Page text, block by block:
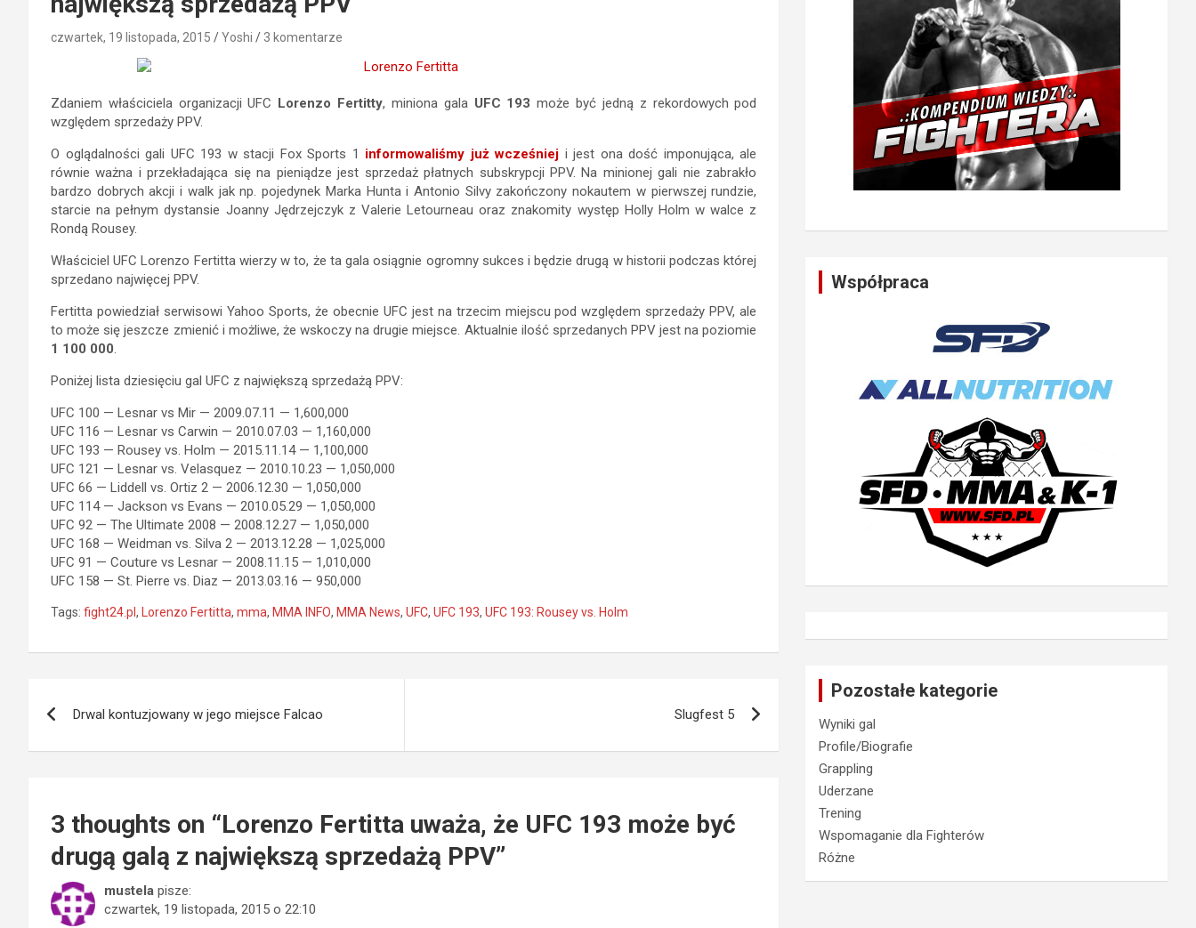
czwartek, 19 listopada, 2015 Yoshi 3 komentarze
Zdaniem właściciela organizacji UFC Lorenzo Fertitty, miniona gala UFC 193 może być jedną z rekordowych pod
względem sprzedaży PPV.
O oglądalności gali UFC 193 w stacji Fox Sports 1 informowaliśmy już wcześniej i jest ona dość imponująca, ale
równie ważna i przekładająca się na pieniądze jest sprzedaż płatnych subskrypcji PPV. Na minionej gali nie zabrakło
bardzo dobrych akcji i walk jak np. pojedynek Marka Hunta i Antonio Silvy zakończony nokautem w pierwszej rundzie,
starcie na pełnym dystansie Joanny Jędrzejczyk z Valerie Letourneau oraz znakomity występ Holly Holm w walce z
Rondą Rousey.
Właściciel UFC Lorenzo Fertitta wierzy w to, że ta gala osiągnie ogromny sukces i będzie drugą w historii podczas której
sprzedano najwięcej PPV.
Fertitta powiedział serwisowi Yahoo Sports, że obecnie UFC jest na trzecim miejscu pod względem sprzedaży PPV, ale
to może się jeszcze zmienić i możliwe, że wskoczy na drugie miejsce. Aktualnie ilość sprzedanych PPV jest na poziomie
1 100 000.
Poniżej lista dziesięciu gal UFC z największą sprzedażą PPV:
UFC 100 — Lesnar vs Mir — 2009.07.11 — 1,600,000
UFC 116 — Lesnar vs Carwin — 2010.07.03 — 1,160,000
UFC 193 — Rousey vs. Holm — 2015.11.14 — 1,100,000
UFC 121 — Lesnar vs. Velasquez — 2010.10.23 — 1,050,000
UFC 66 — Liddell vs. Ortiz 2 — 2006.12.30 — 1,050,000
UFC 114 — Jackson vs Evans — 2010.05.29 — 1,050,000
UFC 92 — The Ultimate 2008 — 2008.12.27 — 1,050,000
UFC 168 — Weidman vs. Silva 2 — 2013.12.28 — 1,025,000
UFC 91 — Couture vs Lesnar — 2008.11.15 — 1,010,000
UFC 158 — St. Pierre vs. Diaz — 2013.03.16 — 950,000
Tags: fight24.pl , Lorenzo Fertitta, mma, MMA INFO, MMA News, UFC, UFC 193, UFC 193: Rousey vs. Holm
wpisu
Drwal kontuzjowany w jego miejsce Falcao Slugfest 5
3 thoughts on “Lorenzo Fertitta uważa, że UFC 193 może być
drugą galą z największą sprzedażą PPV”
mustela pisze:
czwartek, 19 listopada, 2015 o 22:10
Współpraca
Pozostałe kategorie
Wyniki gal
Profile/Biografie
Grappling
Uderzane
Trening
Wspomaganie dla Fighterów
Różne